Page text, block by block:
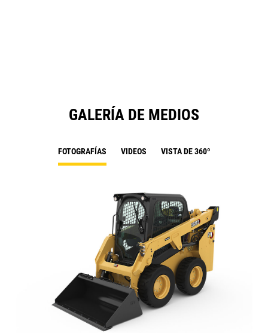
GALERÍA DE MEDIOS
FOTOGRAFÍAS VIDEOS VISTA DE 360º